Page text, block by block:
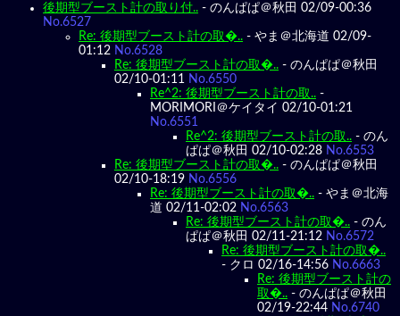
後期型ブースト計の取り付.. - のんぱぱ＠秋田 02/09-00:36
No.6527
Re: 後期型ブースト計の取�.. - やま＠北海道 02/09-
01:12 No.6528
Re: 後期型ブースト計の取�.. - のんぱぱ＠秋田
02/10-01:11
No.6550
Re^2: 後期型ブースト計の取.. -
MORIMORI＠ケイタイ 02/10-01:21
No.6551
Re^2: 後期型ブースト計の取.. - のん
ぱぱ＠秋田 02/10-02:28 No.6553
Re: 後期型ブースト計の取�.. - のんぱぱ＠秋田
02/10-18:19 No.6556
Re: 後期型ブースト計の取�.. - やま＠北海
道 02/11-02:02 No.6563
Re: 後期型ブースト計の取�.. - のん
ぱぱ＠秋田 02/11-21:12 No.6572
Re: 後期型ブースト計の取�..
- クロ 02/16-14:56 No.6663
Re: 後期型ブースト計の
取�.. - のんぱぱ＠秋田
02/19-22:44 No.6740